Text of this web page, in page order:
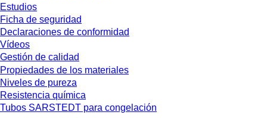
Estudios
Ficha de seguridad
Declaraciones de conformidad
Vídeos
Gestión de calidad
Propiedades de los materiales
Niveles de pureza
Resistencia química
Tubos SARSTEDT para congelación